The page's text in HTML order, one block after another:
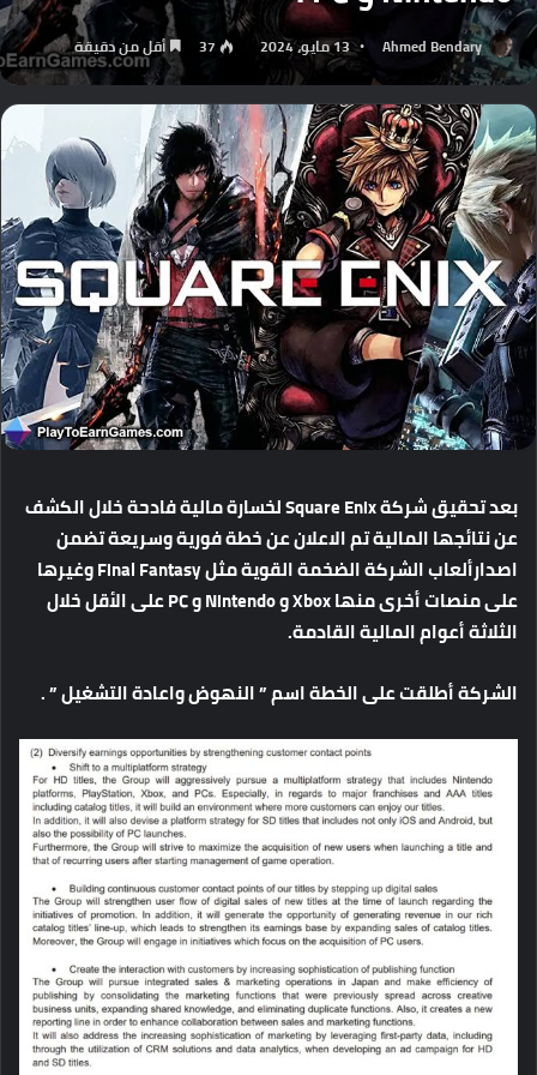
Ahmed Bendary 13 مايو، 2024 37 أقل من دقيقة
بعدتحقيقشركة لخسارةماليةفادحةخلالالكشف
عننتائجهاالماليةتمالاعلانعنخطةفوريةوسريعةتضمن
اصدارألعابالشركةالضخمةالقويةمثل
وغيرها
علىمنصاتأخرىمنها و و علىالأقلخلال
الثلاثةأعوامالماليةالقادمة.
الشركةأطلقتعلىالخطةاسم”النهوضواعادةالتشغيل” .